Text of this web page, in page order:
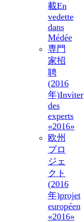
載En
vedette
dans
Médée
専門
家招
聘
(2016
年)Inviter
des
experts
«2016»
欧州
プロ
ジェ
クト
(2016
年)projet
européen
«2016»